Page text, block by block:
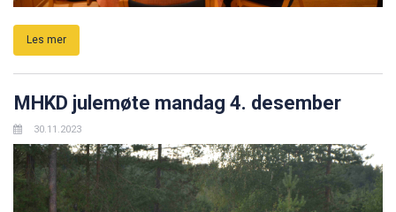
Les mer
MHKD julemøte mandag 4. desember
30.11.2023